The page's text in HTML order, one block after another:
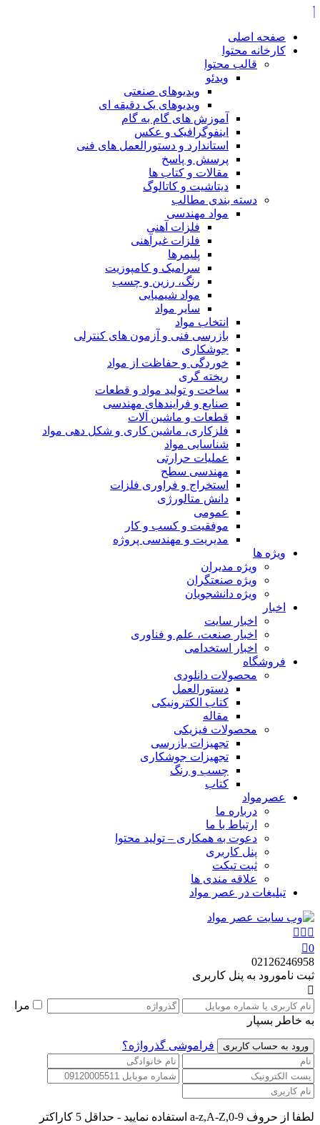
صفحه اصلی
کارخانه محتوا
قالب محتوا
ویدئو
ویدیوهای صنعتی
ویدیوهای یک دقیقه ای
آموزش های گام به گام
اینفوگرافیک و عکس
استاندارد و دستورالعمل های فنی
پرسش و پاسخ
مقالات و کتاب ها
دیتاشیت و کاتالوگ
دسته بندی مطالب
مواد مهندسی
فلزات آهنی
فلزات غیرآهنی
پلیمرها
سرامیک و کامپوزیت
رنگ، رزین و چسب
مواد شیمیایی
سایر مواد
انتخاب مواد
بازرسی فنی و آزمون های کنترلی
جوشکاری
خوردگی و حفاظت از مواد
ریخته گری
ساخت و تولید مواد و قطعات
صنایع و فرایندهای مهندسی
قطعات و ماشین آلات
فلزکاری، ماشین کاری و شکل دهی مواد
شناسایی مواد
عملیات حرارتی
مهندسی سطح
استخراج و فراوری فلزات
دانش متالورژی
عمومی
موفقیت و کسب و کار
مدیریت و مهندسی پروژه
ویژه ها
ویژه مدیران
ویژه صنعتگران
ویژه دانشجویان
اخبار
اخبار سایت
اخبار صنعت، علم و فناوری
اخبار استخدامی
فروشگاه
محصولات دانلودی
دستورالعمل
کتاب الکترونیکی
مقاله
محصولات فیزیکی
تجهیزات بازرسی
تجهیزات جوشکاری
چسب و رنگ
کتاب
عصرمواد
درباره ما
ارتباط با ما
دعوت به همکاری – تولید محتوا
پنل کاربری
ثبت تیکت
علاقه مندی ها
تبلیغات در عصر مواد
0
02126246958
ثبت نامورود به پنل کاربری
مرا
به خاطر بسپار
فراموشی گذرواژه؟
لطفا از حروف a-z,A-Z,0-9 استفاده نمایید - حداقل 5 کاراکتر